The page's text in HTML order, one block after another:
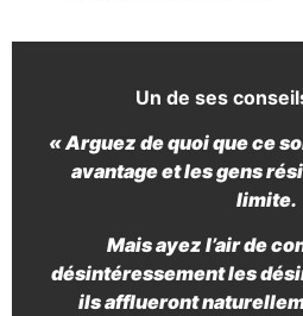
Un de ses
« Arguez de quoi que ce
avantage et les gens
limite.
Mais ayez l’air de
désintéressement les
ils afflueront